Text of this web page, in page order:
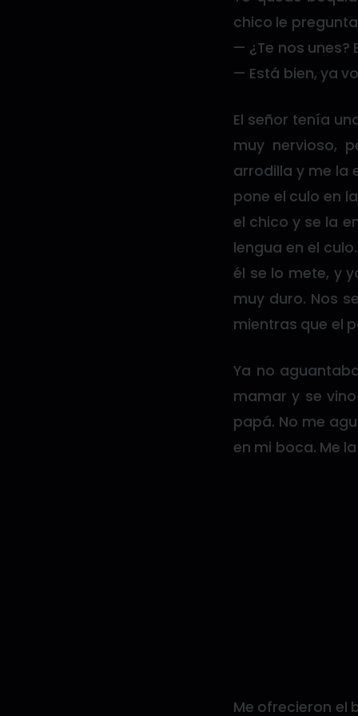
chico le
— ¿Te nos unes?
— Está bien, ya
El señor tenía
muy nervioso,
arrodilla y me la
pone el culo en
el chico y se la
lengua en el
él se lo mete, y
muy duro. Nos
mientras que el
Ya no
mamar y se
papá. No me
en mi boca. Me
Me ofrecieron el